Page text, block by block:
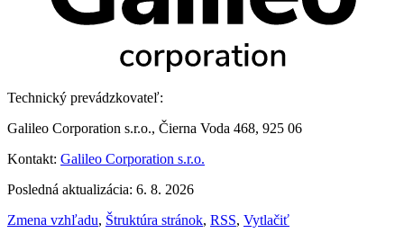
Technický prevádzkovateľ:
Galileo Corporation s.r.o., Čierna Voda 468, 925 06
Kontakt: Galileo Corporation s.r.o.
Posledná aktualizácia: 6. 8. 2026
Zmena vzhľadu, Štruktúra stránok, RSS, Vytlačiť